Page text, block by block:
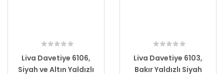
Liva Davetiye 6106,
Siyah ve Altın Yaldızlı
Liva Davetiye 6103,
Bakır Yaldızlı Siyah